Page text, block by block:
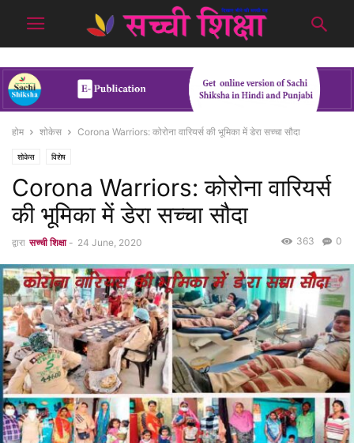
होम शोकेस Corona Warriors: कोरोना वारियर्स की भूमिका में डेरा सच्चा सौदा
शोकेस विशेष
Corona Warriors: कोरोना वारियर्स
की भूमिका में डेरा सच्चा सौदा
द्वारा सच्ची शिक्षा - 24 June, 2020 0
363